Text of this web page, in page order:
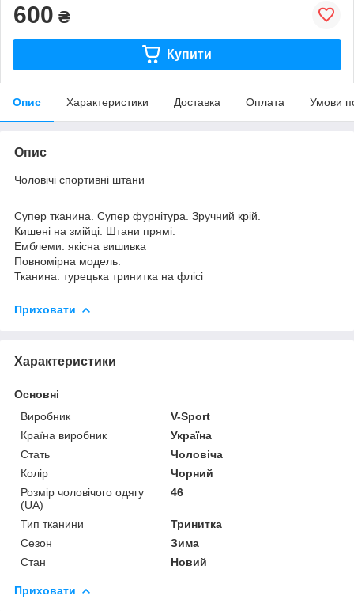
600 ₴
Купити
Опис Характеристики Доставка Оплата Умови
Опис
Чоловічі спортивні штани
Супер тканина. Супер фурнітура. Зручний крій.
Кишені на змійці. Штани прямі.
Емблеми: якісна вишивка
Повномірна модель.
Тканина: турецька тринитка на флісі
Приховати
Характеристики
Основні
Виробник
V-Sport
Країна виробник
Україна
Стать
Чоловіча
Колір
Чорний
Розмір чоловічого одягу
(UA)
46
Тип тканини
Тринитка
Сезон
Зима
Стан
Новий
Приховати